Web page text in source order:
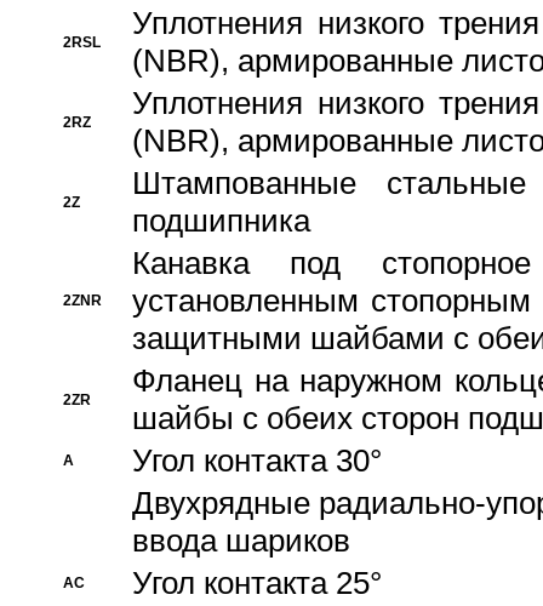
2RSL
Уплотнения низкого
(NBR), армированные
2RZ
Уплотнения низкого
(NBR), армированные
2Z
Штампованные
подшипника
2ZNR
Канавка под
установленным
защитными шайбами с
2ZR
Фланец на наружном
шайбы с обеих сторон
A
Угол контакта 30°
Двухрядные радиально-
ввода шариков
AC Угол контакта 25°